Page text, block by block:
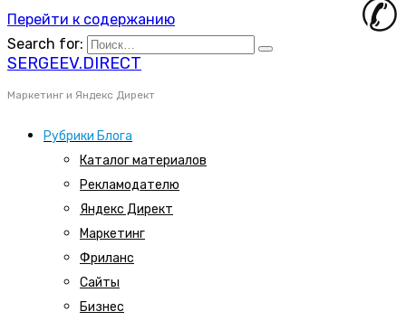
Перейти к содержанию
Search for:
SERGEEV.DIRECT
Маркетинг и Яндекс Директ
Рубрики Блога
Каталог материалов
Рекламодателю
Яндекс Директ
Маркетинг
Фриланс
Сайты
Бизнес